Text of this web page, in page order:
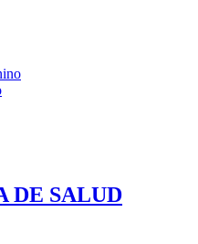
DE SALUD